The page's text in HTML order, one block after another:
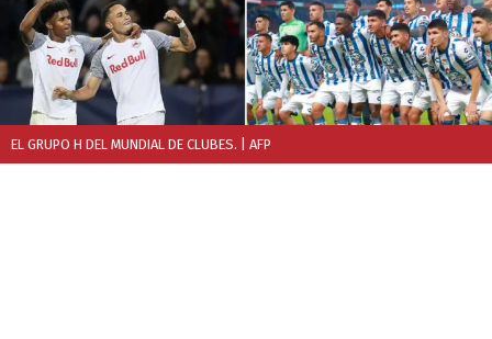
EL GRUPO H DEL MUNDIAL DE CLUBES. | AFP